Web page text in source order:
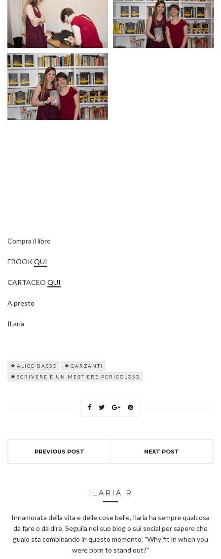
Compra il libro
EBOOKQUI
CARTACEO QUI
A presto
ILaria
ALICE BASSO
GARZANTI
SCRIVERE È UN MESTIERE PERICOLOSO
PREVIOUS POST NEXT POST
ILARIA R
Innamorata della vita e delle cose belle, Ilaria ha sempre qualcosa
da fare o da dire. Seguila nel suo blog o sui social per sapere che
guaio sta combinando in questo momento. "Why fit in when you
were born to stand out?"